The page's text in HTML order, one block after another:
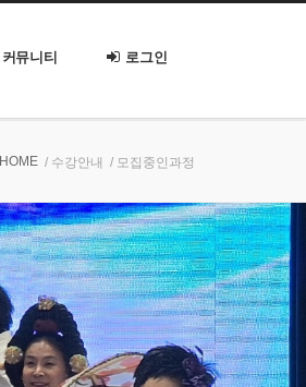
커뮤니티 로그인
HOME / 수강안내 / 모집중인과정